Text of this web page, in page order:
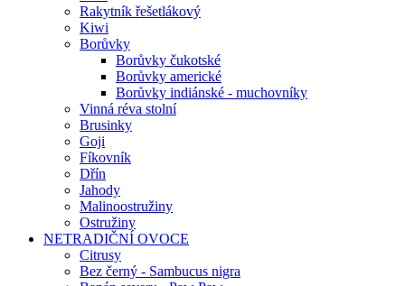
Rakytník řešetlákový
Kiwi
Borůvky
Borůvky čukotské
Borůvky americké
Borůvky indiánské - muchovníky
Vinná réva stolní
Brusinky
Goji
Fíkovník
Dřín
Jahody
Malinoostružiny
Ostružiny
NETRADIČNÍ OVOCE
Citrusy
Bez černý - Sambucus nigra